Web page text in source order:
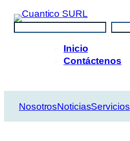
Saltar
contenido
Inicio
Contáctenos
NosotrosNoticiasServicios